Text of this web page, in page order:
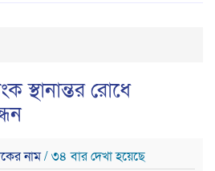
স্থানান্তর রোধে
নাম/ ৩৪ বার দেখা হয়েছে